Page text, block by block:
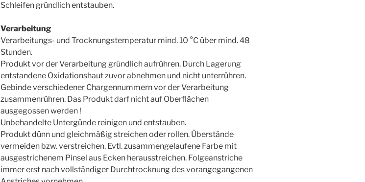
Schleifen gründlich entstauben.
Verarbeitung
Verarbeitungs- und Trocknungstemperatur mind. 10 °C über mind. 48
Stunden.
Produkt vor der Verarbeitung gründlich aufrühren. Durch Lagerung
entstandene Oxidationshaut zuvor abnehmen und nicht unterrühren.
Gebinde verschiedener Chargennummern vor der Verarbeitung
zusammenrühren. Das Produkt darf nicht auf Oberflächen
ausgegossen werden !
Unbehandelte Untergünde reinigen und entstauben.
Produkt dünn und gleichmäßig streichen oder rollen. Überstände
vermeiden bzw. verstreichen. Evtl. zusammengelaufene Farbe mit
ausgestrichenem Pinsel aus Ecken herausstreichen. Folgeanstriche
immer erst nach vollständiger Durchtrocknung des vorangegangenen